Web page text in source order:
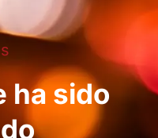
ha sido